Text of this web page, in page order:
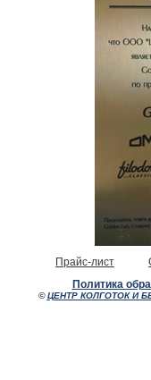
Прайс-лист
Политика
©ЦЕНТР КОЛГОТОК И